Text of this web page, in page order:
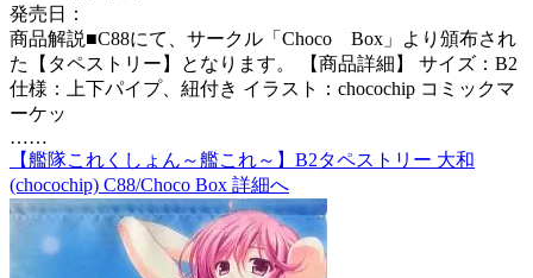
発売日：
商品解説■C88にて、サークル「Choco Box」より頒布され
た【タペストリー】となります。 【商品詳細】 サイズ：B2
仕様：上下パイプ、紐付き イラスト：chocochip コミックマ
ーケッ
……
【艦隊これくしょん～艦これ～】B2タペストリー 大和
(chocochip) C88/Choco Box 詳細へ